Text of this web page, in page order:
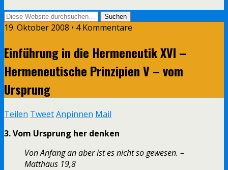
19. Oktober 2008 • 4 Kommentare
Einführung in die Hermeneutik XVI –
Hermeneutische Prinzipien V – vom
Ursprung
Teilen TweetAnpinnen Mail
3. Vom Ursprung her denken
Von Anfang an aber ist es nicht so gewesen. –
Matthäus 19,8